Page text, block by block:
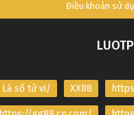
Điều khoản sử
Lá số tử vi/ XX88